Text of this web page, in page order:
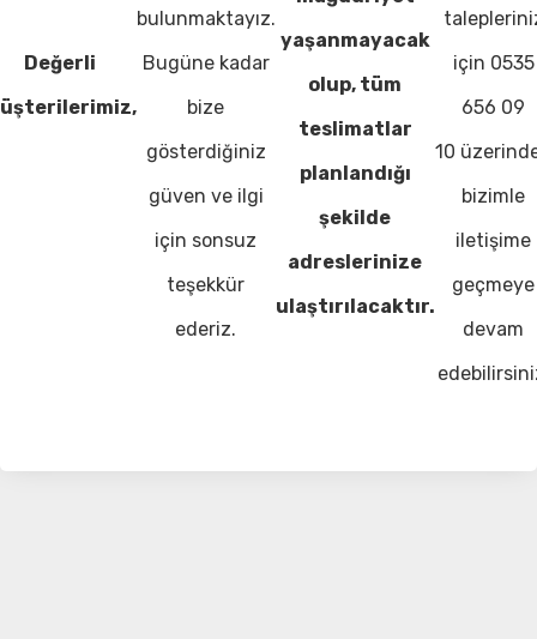
Değerli
bulunmaktayız.
Bugüne kadar
bize
gösterdiğiniz
güven ve ilgi
için sonsuz
teşekkür
ederiz.
yaşanmayacak
olup, tüm
teslimatlar
planlandığı
şekilde
adreslerinize
ulaştırılacaktır.
için 0535
656 09
10
bizimle
iletişime
geçmeye
devam